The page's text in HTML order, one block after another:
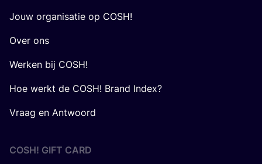
Jouw organisatie op COSH!
Over ons
Werken bij COSH!
Hoe werkt de COSH! Brand Index?
Vraag en Antwoord
COSH! GIFT CARD